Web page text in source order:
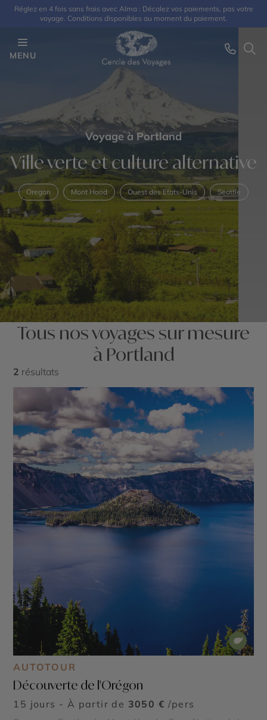
Réglez en 4 fois sans frais avec Alma : Décalez vos paiements, pas votre
voyage. Conditions disponibles au moment du paiement.
MENU
Voyage à Portland
Ville verte et culture alternative
Oregon Mont Hood Ouest des Etats-Unis Seattle
Tous nos voyages sur mesure
à Portland
2 résultats
AUTOTOUR
Découverte de l'Orégon
15 jours - À partir de 3050 € /pers